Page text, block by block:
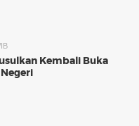
Kembali Buka